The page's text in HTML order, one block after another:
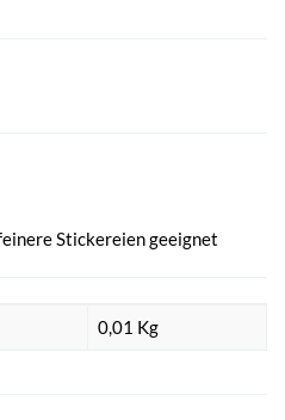
Stickereien geeignet
0,01 Kg